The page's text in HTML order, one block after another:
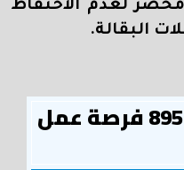
محضر لعدم الاحتفاظ
البقالة.
مديرية العمل توفر 895 فرصة عمل